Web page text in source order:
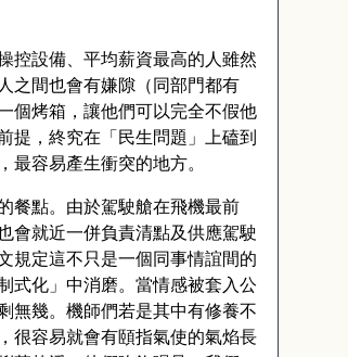
控設備、平均薪資最高的人雖然
之間也會有嫌隙（同部門都有
個烤箱，讓他們可以完全不假他
提，終究在「民生問題」上磕到
容易產生衝突的地方。
餐點。由於駕駛艙在飛機最前
會就近一併負責清點及供應駕駛
規定這不只是一個同事情誼間的
式化」中消磨。當情感被套入公
無幾。機師們若是其中有修養不
很容易就會有頤指氣使的氣焰長